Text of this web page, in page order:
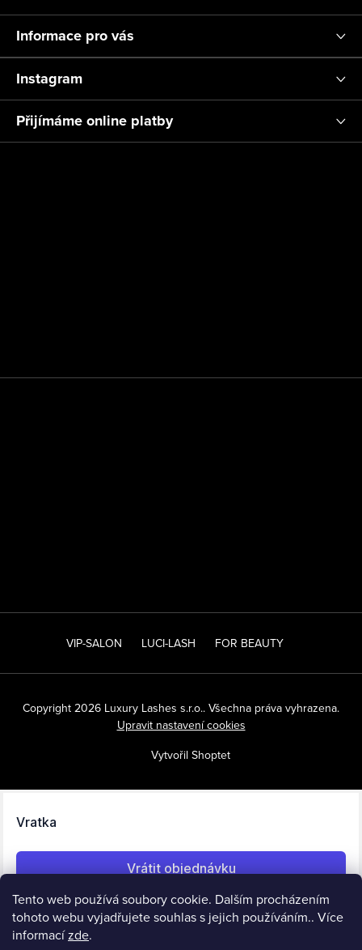
Tento web používá soubory cookie. Dalším procházením
tohoto webu vyjadřujete souhlas s jejich používáním.. Více
informacízde.
Informace pro vás
Instagram
Přijímáme online platby
VIP-SALON LUCI-LASH FOR BEAUTY
Vytvořil Shoptet
Copyright 2026 Luxury Lashes s.r.o.. Všechna práva vyhrazena.
Upravit nastavení cookies